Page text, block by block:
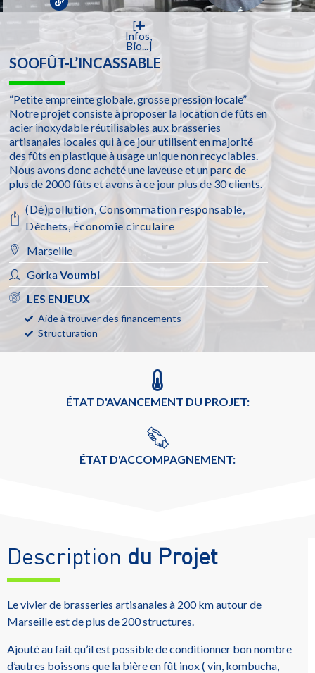
[
Infos,
Bio...]
SOOFÛT-L’INCASSABLE
“Petite empreinte globale, grosse pression locale”
Notre projet consiste à proposer la location de fûts en
acier inoxydable réutilisables aux brasseries
artisanales locales qui à ce jour utilisent en majorité
des fûts en plastique à usage unique non recyclables.
Nous avons donc acheté une laveuse et un parc de
plus de 2000 fûts et avons à ce jour plus de 30 clients.
(Dé)pollution, Consommation responsable,
Déchets,Économie circulaire
Marseille
GorkaVoumbi
LES ENJEUX
Aide à trouver des financements
Structuration
ÉTAT D'AVANCEMENT DU PROJET:
ÉTAT D'ACCOMPAGNEMENT:
Description du Projet
Le vivier de brasseries artisanales à 200 km autour de
Marseille est de plus de 200 structures.
Ajouté au fait qu’il est possible de conditionner bon nombre
d’autres boissons que la bière en fût inox ( vin, kombucha,